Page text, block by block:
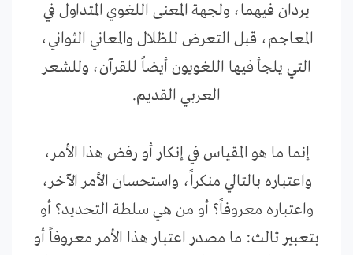
يردان فيهما، ولجهة المعنى اللغوي المتداول في
المعاجم، قبل التعرض للظلال والمعاني الثواني،
التي يلجأ فيها اللغويون أيضاً للقرآن، وللشعر
العربي القديم.
إنما ما هو المقياس في إنكار أو رفض هذا الأمر،
واعتباره بالتالي منكراً، واستحسان الأمر الآخر،
واعتباره معروفاً؟ أو من هي سلطة التحديد؟ أو
بتعبير ثالث: ما مصدر اعتبار هذا الأمر معروفاً أو